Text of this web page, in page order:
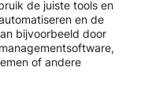
de juiste tools en
en de
bijvoorbeeld door
of andere